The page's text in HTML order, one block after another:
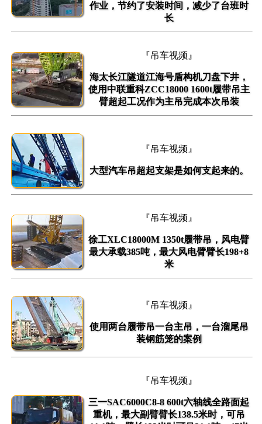
作业，节约了安装时间，减少了台班时
长
『吊车视频』
海太长江隧道江海号盾构机刀盘下井，
使用中联重科ZCC18000 1600t履带吊主
臂超起工况作为主吊完成本次吊装
『吊车视频』
大型汽车吊超起支架是如何支起来的。
『吊车视频』
徐工XLC18000M 1350t履带吊，风电臂
最大承载385吨，最大风电臂臂长198+8
米
『吊车视频』
使用两台履带吊一台主吊，一台溜尾吊
装钢筋笼的案例
『吊车视频』
三一SAC6000C8-8 600t六轴线全路面起
重机，最大副臂臂长138.5米时，可吊